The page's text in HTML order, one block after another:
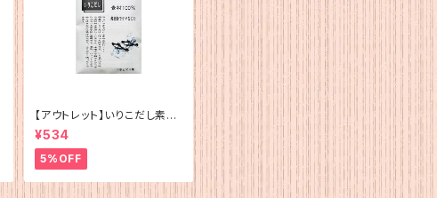
【アウトレット】いりこだし素材
100%(15g×4)
¥534
5%OFF